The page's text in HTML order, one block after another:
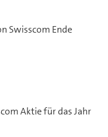
Swisscom Ende
Aktie für das Jahr